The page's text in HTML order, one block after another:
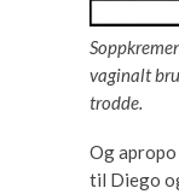
vaginalt
trodde.
Og
til Diego